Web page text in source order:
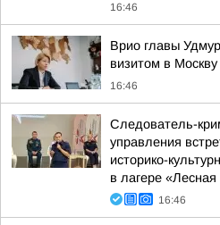
16:46
Врио главы
визитом в Москву
16:46
Следователь-
управления
историко-
в лагере «Лесная
16:46